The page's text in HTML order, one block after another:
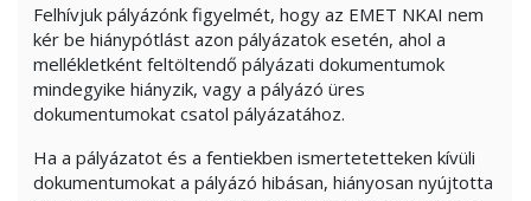
Felhívjuk pályázónk figyelmét, hogy az EMET NKAI nem
kér be hiánypótlást azon pályázatok esetén, ahol a
mellékletként feltöltendő pályázati dokumentumok
mindegyike hiányzik, vagy a pályázó üres
dokumentumokat csatol pályázatához.
Ha a pályázatot és a fentiekben ismertetetteken kívüli
dokumentumokat a pályázó hibásan, hiányosan nyújtotta